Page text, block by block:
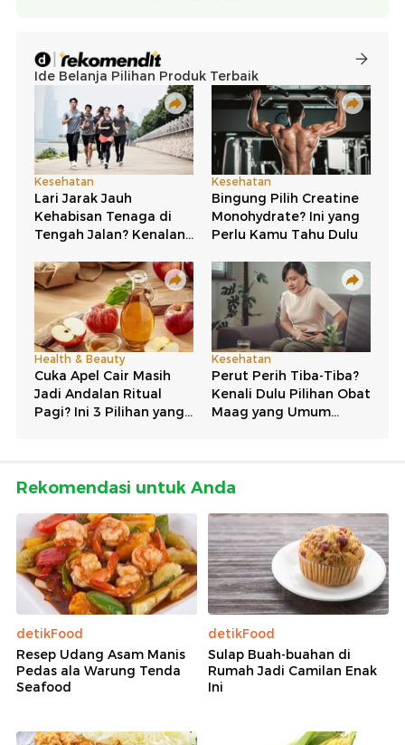
Rekomendasi untuk Anda
detikFood
Resep Udang Asam Manis
Pedas ala Warung Tenda
Seafood
detikFood
Sulap Buah-buahan di
Rumah Jadi Camilan Enak
Ini